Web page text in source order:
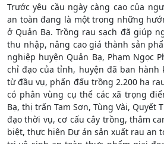
Trước yêu cầu ngày càng cao của
an toàn đang là một trong những
ở Quản Bạ. Trồng rau sạch đã giúp
thu nhập, nâng cao giá thành sản
nghiệp huyện Quản Bạ, Phạm Ngọc
chỉ đạo của tỉnh, huyện đã ban hành
từ đầu vụ, phấn đấu trồng 2.200 ha
có phân vùng cụ thể các xã trọng
Bạ, thị trấn Tam Sơn, Tùng Vài, Quyết
đạo thời vụ, cơ cấu cây trồng, thâm
biệt, thực hiện Dự án sản xuất rau an